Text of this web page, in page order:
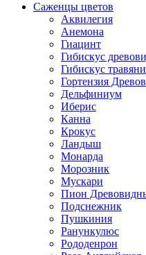
Саженцы цветов
Аквилегия
Анемона
Гиацинт
Гибискус
Гибискус
Гортензия
Дельфиниум
Иберис
Канна
Крокус
Ландыш
Монарда
Морозник
Мускари
Пион
Подснежник
Пушкиния
Ранункулюс
Рододенрон